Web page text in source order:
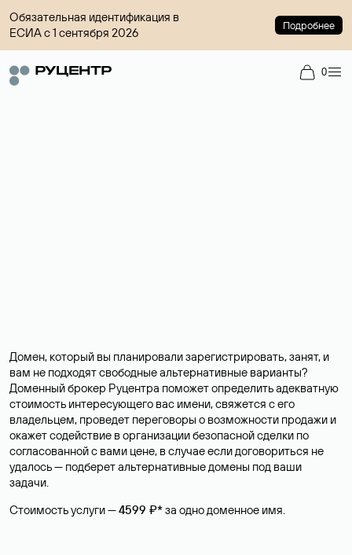
Обязательная идентификация в
ЕСИА с 1 сентября 2026
Подробнее
0
Домен, который вы планировали зарегистрировать, занят, и
вам не подходят свободные альтернативные варианты?
Доменный брокер Руцентра поможет определить адекватную
стоимость интересующего вас имени, свяжется с его
владельцем, проведет переговоры о возможности продажи и
окажет содействие в организации безопасной сделки по
согласованной с вами цене, в случае если договориться не
удалось — подберет альтернативные домены под ваши
задачи.
Стоимость услуги —4599 ₽*за одно доменное имя.